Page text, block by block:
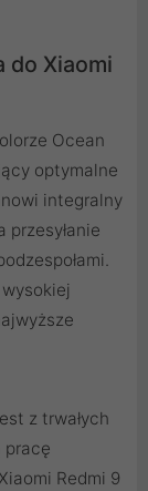
do Xiaomi
Ocean
optymalne
integralny
z trwałych
pracę
Redmi 9